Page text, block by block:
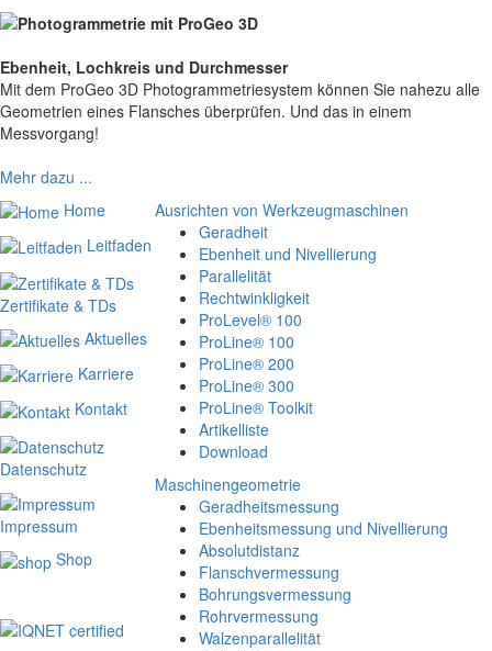
Ebenheit, Lochkreis und Durchmesser
Mit dem ProGeo 3D Photogrammetriesystem können Sie nahezu alle
Geometrien eines Flansches überprüfen. Und das in einem
Messvorgang!
Mehr dazu ...
Home
Leitfaden
Zertifikate & TDs
Aktuelles
Karriere
Kontakt
Datenschutz
Impressum
Shop
Ausrichten von Werkzeugmaschinen
Geradheit
Ebenheit und Nivellierung
Parallelität
Rechtwinkligkeit
ProLevel® 100
ProLine® 100
ProLine® 200
ProLine® 300
ProLine® Toolkit
Artikelliste
Download
Maschinengeometrie
Geradheitsmessung
Ebenheitsmessung und Nivellierung
Absolutdistanz
Flanschvermessung
Bohrungsvermessung
Rohrvermessung
Walzenparallelität